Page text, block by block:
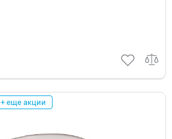
+ еще акции